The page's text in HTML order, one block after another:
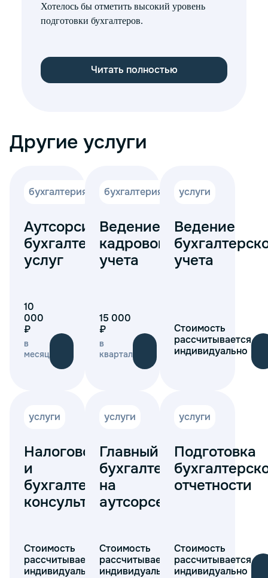
Хотелось бы отметить высокий уровень
подготовки бухгалтеров.
Читать полностью
Другие услуги
бухгалтерия
Аутсорсинг
бухгалтерских
услуг
10
000
₽
в
месяц
бухгалтерия
Ведение
кадрового
учета
15 000
₽
в
квартал
услуги
Ведение
учета
Стоимость
рассчитывается
индивидуально
услуги
Налоговое
и
бухгалтерское
консультирование
Стоимость
рассчитывается
индивидуально
услуги
Главный
бухгалтер
на
аутсорсе
Стоимость
рассчитывается
индивидуально
услуги
Подготовка
отчетности
Стоимость
рассчитывается
индивидуально